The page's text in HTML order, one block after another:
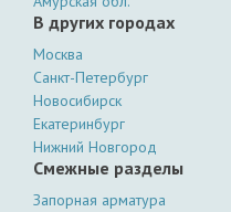
В других городах
Москва
Санкт-Петербург
Новосибирск
Екатеринбург
Нижний Новгород
Смежные разделы
Запорная арматура